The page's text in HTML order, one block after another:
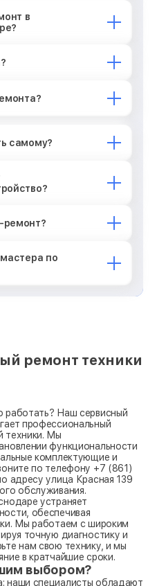
в
самому?
ремонт?
по
ремонт техники
работать? Наш сервисный
профессиональный
техники. Мы
функциональности
комплектующие и
по телефону +7 (861)
адресу улица Красная 139
обслуживания.
устраняет
обеспечивая
Мы работаем с широким
точную диагностику и
нам свою технику, и мы
в кратчайшие сроки.
выбором?
наши специалисты обладают